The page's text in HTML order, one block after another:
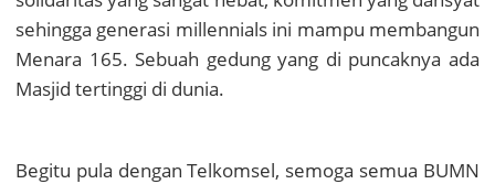
sehingga generasi millennials ini mampu membangun
Menara 165. Sebuah gedung yang di puncaknya ada
Masjid tertinggi di dunia.
Begitu pula dengan Telkomsel, semoga semua BUMN